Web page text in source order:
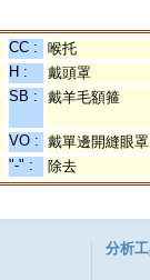
CC :
喉托
H :
戴頭罩
SB : 戴羊毛額箍
VO : 戴單邊開縫眼罩
"-" : 除去
分析